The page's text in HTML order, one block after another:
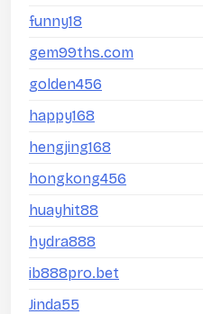
funny18
gem99ths.com
golden456
happy168
hengjing168
hongkong456
huayhit88
hydra888
ib888pro.bet
Jinda55